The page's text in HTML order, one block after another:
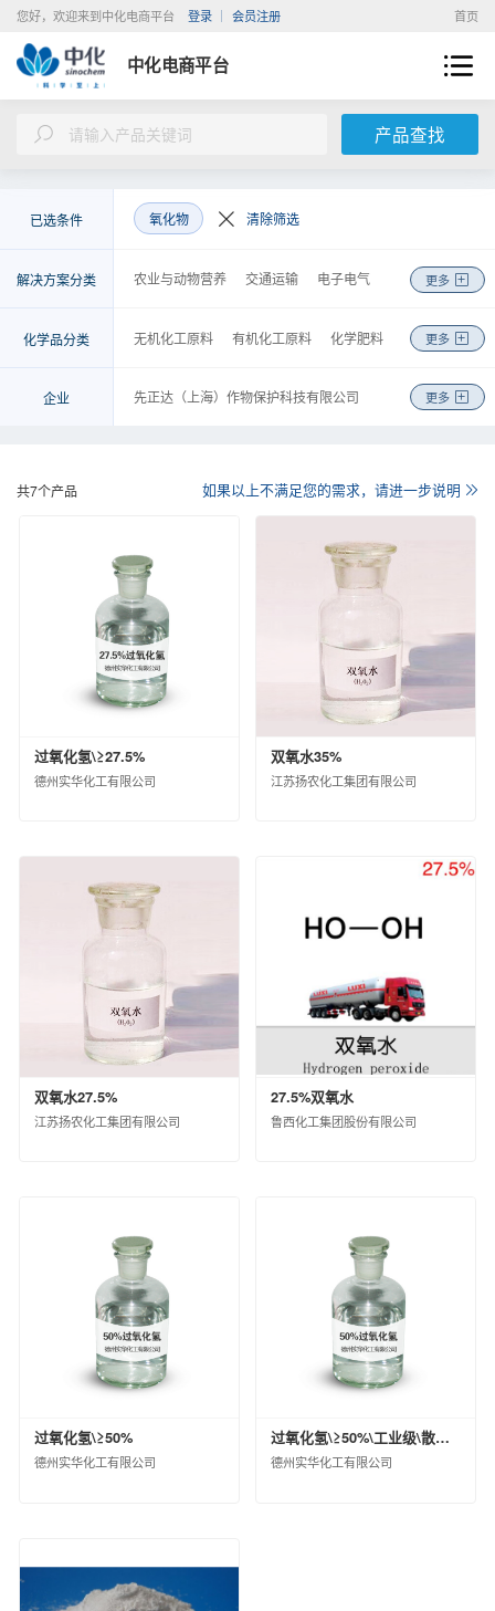
首页
您好，欢迎来到中化电商平台 登录 会员注册
中化电商平台
产品查找
已选条件 氧化物 清除筛选
解决方案分类 农业与动物营养 交通运输
电子电气
医疗与健康
美容与个人护理
皮革纺织
检测
物流 商务 咨询 工程
更多
化学品分类 无机化工原料 有机化工原料
化学肥料
染料及有机颜料
化学试剂
金属制品、机械和设备
橡胶制品
催化剂及各种化学助剂
其他化工产品
更多
企业
先正达（上海）作物保护科技有限公司
中化化工科学技术研究总院有限公司
中化化肥控股有限公司
鲁西化工集团股份有限公司
沧州大化集团有限责任公司
江西蓝星星火有机硅有限公司
埃肯有机硅（上海）有限公司
南通星辰合成材料有限公司
圣奥化学科技有限公司
沈阳新纪化学有限公司
山东蓝星东大有限公司
中昊晨光化工研究院有限公司
昊华气体有限公司
中昊北方涂料工业研究设计院有限公司
德州实华化工有限公司
昊华宇航化工有限责任公司
黑龙江昊华化工有限公司
海洋化工研究院有限公司
西南化工研究设计院有限公司
锦西化工研究院有限公司
中国化工集团曙光橡胶工业研究设计院有限
公司
山纳合成橡胶有限责任公司
北京市碳纤维工程技术研究中心
兰州蓝星纤维有限公司
中国化工株洲橡胶研究设计院有限公司
沈阳橡胶研究设计院有限公司
更多
共7个产品 如果以上不满足您的需求，请进一步说明
过氧化氢\≥27.5%
德州实华化工有限公司
双氧水35%
江苏扬农化工集团有限公司
双氧水27.5%
江苏扬农化工集团有限公司
27.5%双氧水
鲁西化工集团股份有限公司
过氧化氢\≥50%
德州实华化工有限公司
过氧化氢\≥50%\工业级\散装\液态
德州实华化工有限公司